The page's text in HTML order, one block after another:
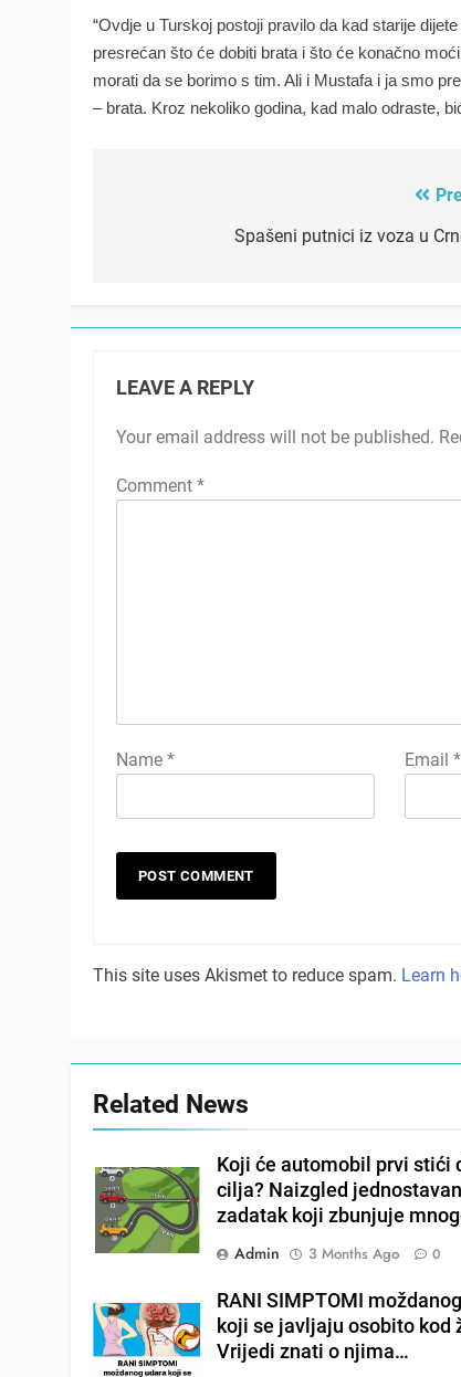
“Ovdje u Turskoj postoji pravilo da kad starije
presrećan što će dobiti brata i što će konačno
morati da se borimo s tim. Ali i Mustafa i ja smo
– brata. Kroz nekoliko godina, kad malo odraste,
navigationSpašeni putnici iz voza u
LEAVE A REPLY
Your email address will not be published.
Comment *
Name * Email *
This site uses Akismet to reduce spam. Learn
Related News
Koji će automobil prvi stići
cilja? Naizgled jednostavan
zadatak koji zbunjuje
Admin
3 Months Ago 0
RANI SIMPTOMI
koji se javljaju osobito kod
Vrijedi znati o njima…